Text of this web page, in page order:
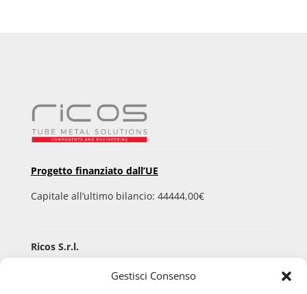
Gestisci Consenso
Progetto finanziato dall’UE
Capitale all’ultimo bilancio: 44444,00€
Ricos S.r.l.